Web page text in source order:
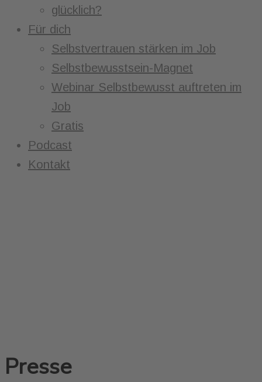
glücklich?
Für dich
Selbstvertrauen stärken im Job
Selbstbewusstsein-Magnet
Webinar Selbstbewusst auftreten im
Job
Gratis
Podcast
Kontakt
Presse